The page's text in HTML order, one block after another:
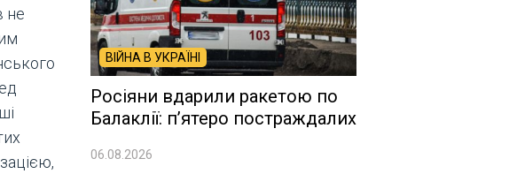
не
ВІЙНА В УКРАЇНІ
Росіяни вдарили ракетою по
Балаклії: п’ятеро постраждалих
06.08.2026